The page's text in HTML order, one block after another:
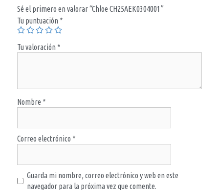
Sé el primero en valorar “Chloe CH25AEK0304001”
Tu puntuación *
Tu valoración *
Nombre *
Correo electrónico *
Guarda mi nombre, correo electrónico y web en este
navegador para la próxima vez que comente.